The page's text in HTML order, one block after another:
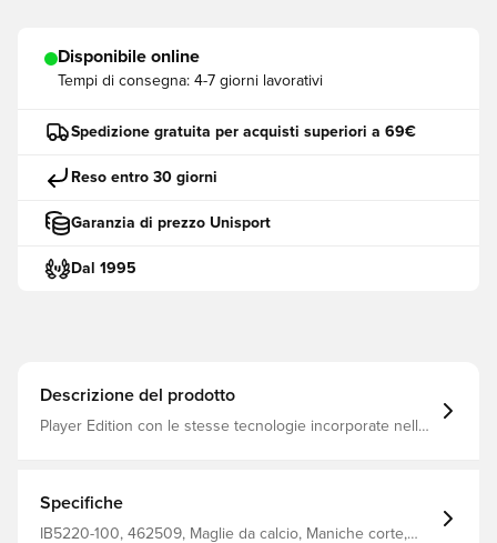
Disponibile online
Tempi di consegna: 4-7 giorni lavorativi
Spedizione gratuita per acquisti superiori a 69€
Reso entro 30 giorni
Garanzia di prezzo Unisport
Dal 1995
Descrizione del prodotto
Player Edition con le stesse tecnologie incorporate nella
leggerezza, flessibilità e comfort traspirante durante il
gioco ad alta intensità Vestibilità aderente Realizzato al
100% in poliestere riciclato.
Specifiche
IB5220-100, 462509, Maglie da calcio, Maniche corte,